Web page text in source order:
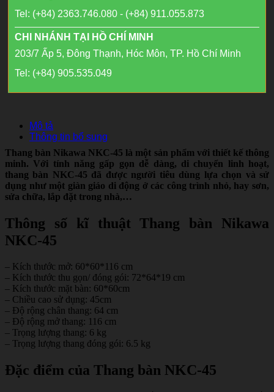
Tel: (+84) 2363.746.080 - (+84) 911.055.873
CHI NHÁNH TẠI HỒ CHÍ MINH
203/7 Ấp 5, Đông Thạnh, Hóc Môn, TP. Hồ Chí Minh
Tel: (+84) 905.535.049
Mô tả
Thông tin bổ sung
Thang bàn Nikawa NKC-45 là một sản phẩm với thiết kế thông
minh. Với tính năng gấp gọn dễ dàng, di chuyển linh hoạt,
thang bàn NKC-45 đã được người tiêu dùng lựa chọn và sử
dụng như một giàn giáo di động ở các công trình nhỏ, hay sơn,
sửa chữa, lắp đặt trong nhà,…
Thông số kĩ thuật Thang bàn Nikawa
NKC-45
– Kích thước mở: 60*60*116 cm
– Kích thước thu gọn/ đóng gói: 72*64*19 cm
– Kích thước mặt bàn: 60*60cm
– Chiều cao sử dụng: 45cm
– Độ rộng chân thang: 64 cm
– Độ rộng mở thang: 116 cm
– Trọng lượng thang: 6 kg
– Trọng lượng thang đóng gói: 6.5 kg
Đặc điểm của Thang bàn NKC-45